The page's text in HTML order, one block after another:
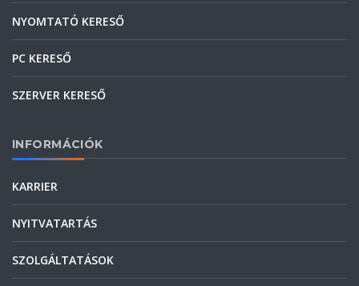
NYOMTATÓ KERESŐ
PC KERESŐ
SZERVER KERESŐ
INFORMÁCIÓK
KARRIER
NYITVATARTÁS
SZOLGÁLTATÁSOK